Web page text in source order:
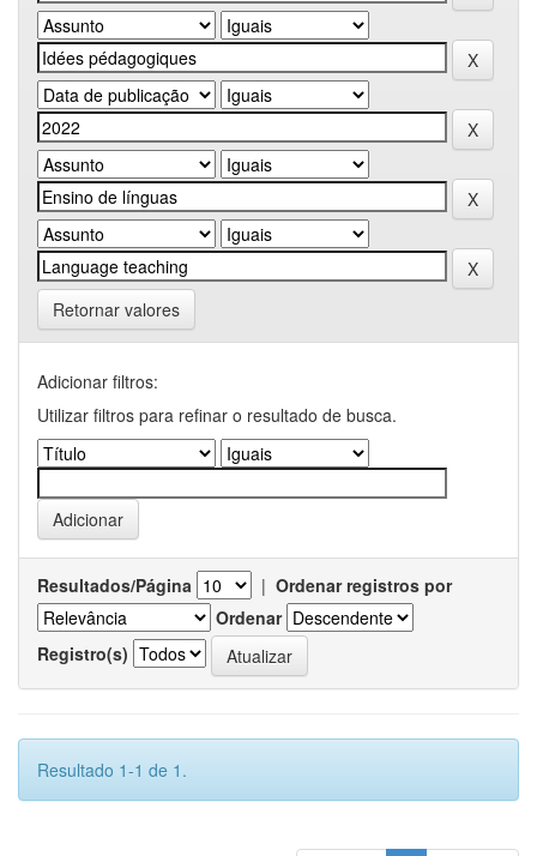
Retornar valores
Adicionar filtros:
Utilizar filtros para refinar o resultado de busca.
Resultados/Página | Ordenar registros por
Ordenar
Registro(s)
Resultado 1-1 de 1.